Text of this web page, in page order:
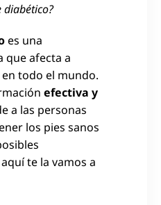
diabético?
es una
que afecta a
todo el mundo.
efectiva y
a las personas
los pies sanos
te la vamos a